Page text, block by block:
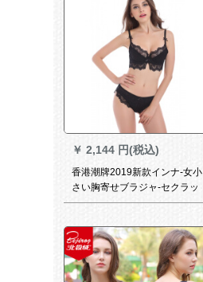
￥ 2,144 円(税込)
香港潮牌2019新款インナ-女小
さい胸寄せブラジャ-セクラッ
クラック透明レ-ス大コドブラ-